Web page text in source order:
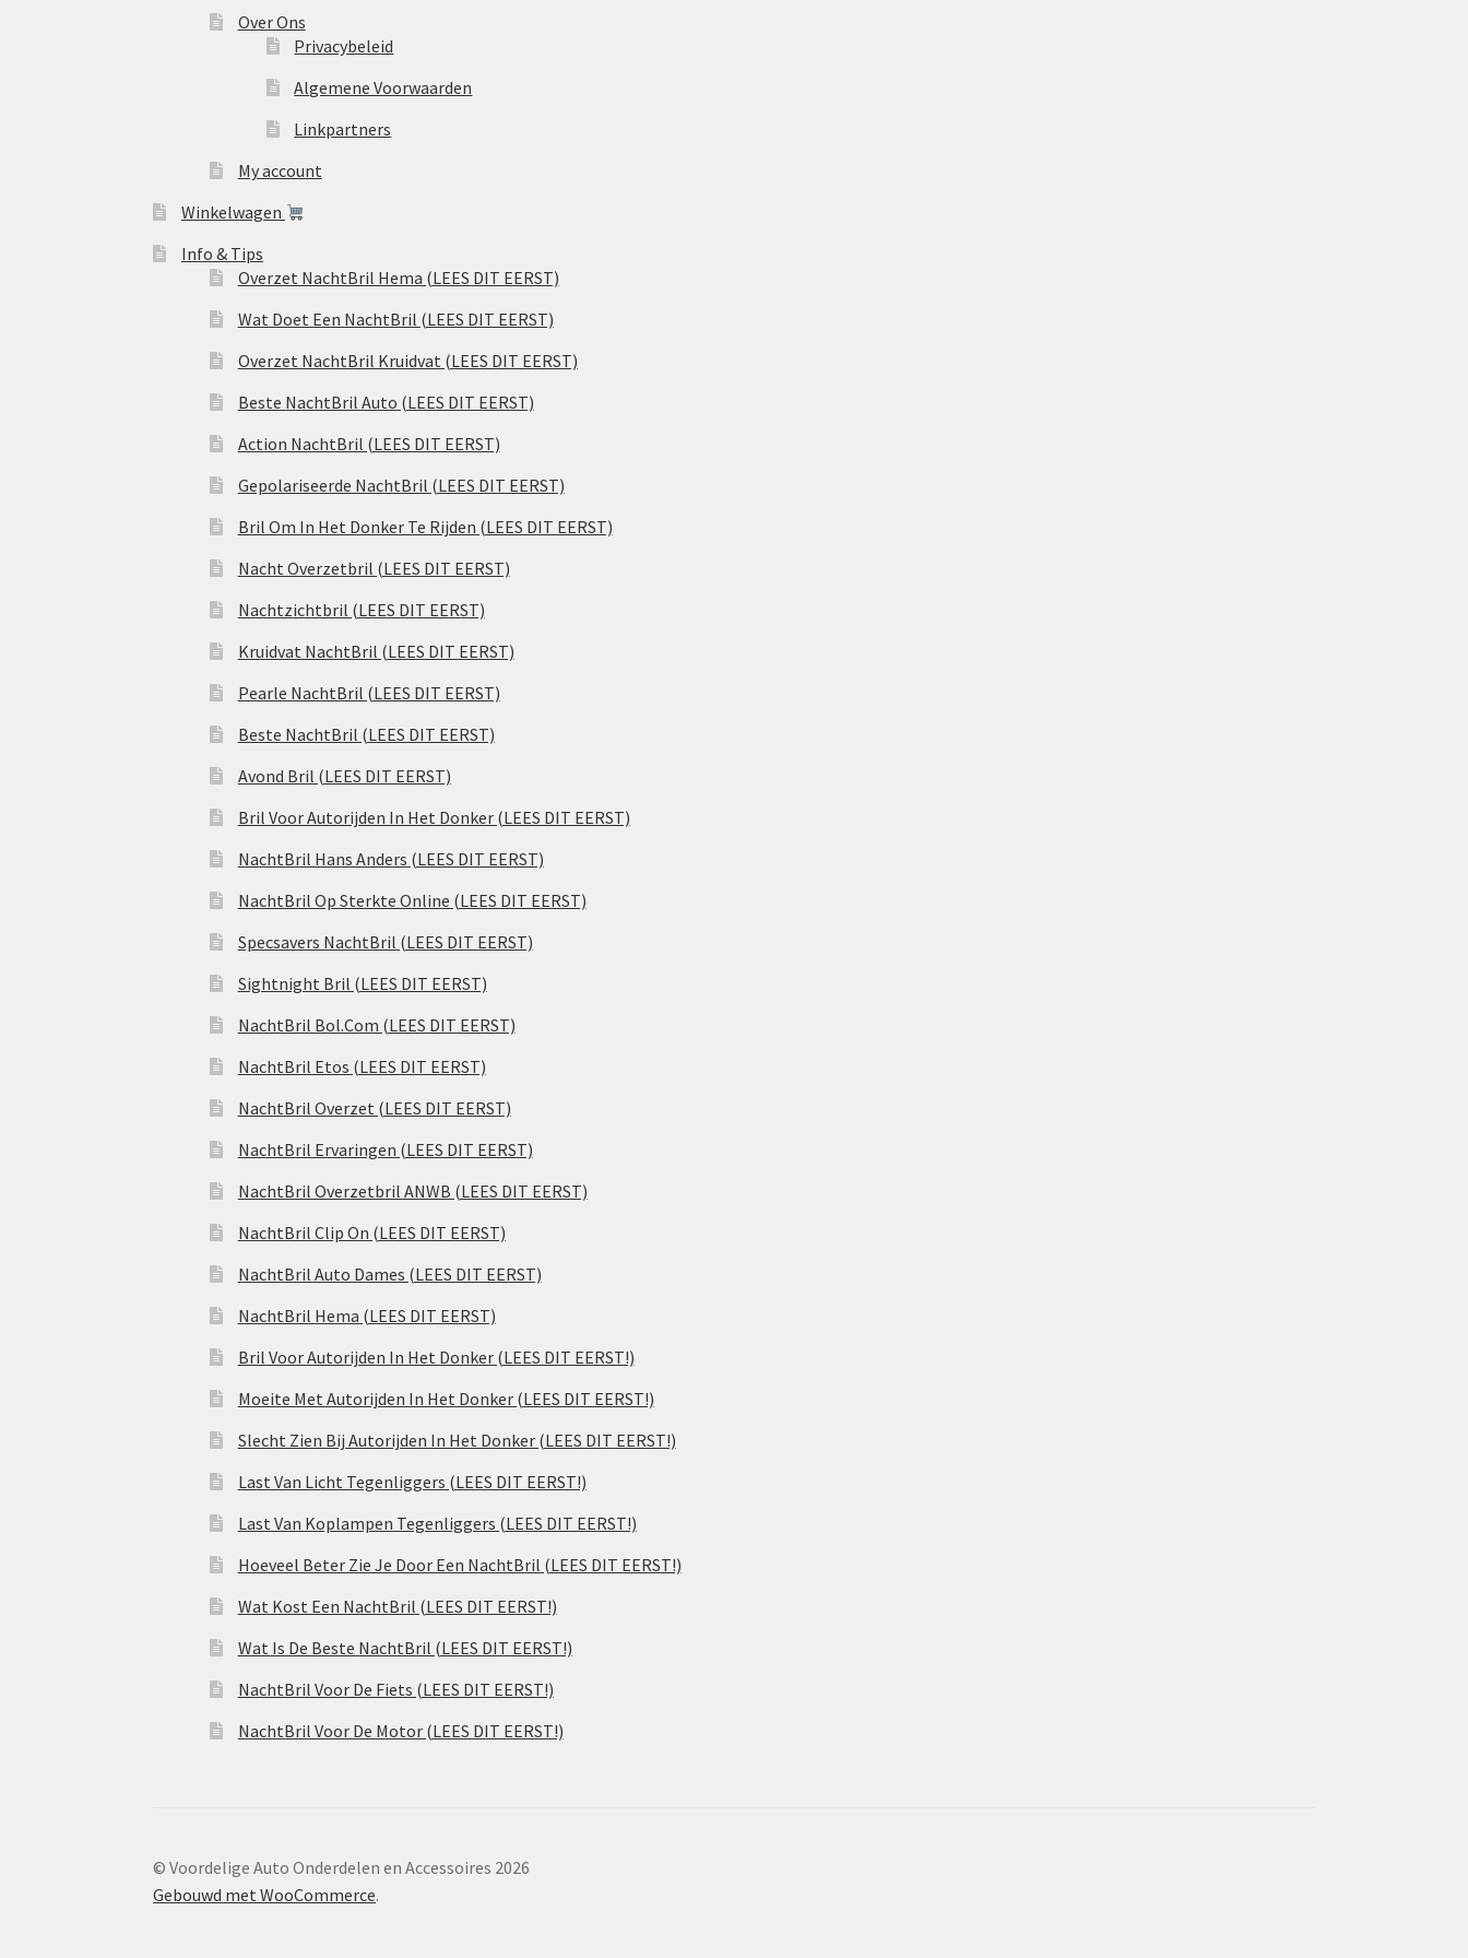
Over Ons
Privacybeleid
Algemene Voorwaarden
Linkpartners
My account
Winkelwagen
Info & Tips
Overzet NachtBril Hema (LEES DIT EERST)
Wat Doet Een NachtBril (LEES DIT EERST)
Overzet NachtBril Kruidvat (LEES DIT EERST)
Beste NachtBril Auto (LEES DIT EERST)
Action NachtBril (LEES DIT EERST)
Gepolariseerde NachtBril (LEES DIT EERST)
Bril Om In Het Donker Te Rijden (LEES DIT EERST)
Nacht Overzetbril (LEES DIT EERST)
Nachtzichtbril (LEES DIT EERST)
Kruidvat NachtBril (LEES DIT EERST)
Pearle NachtBril (LEES DIT EERST)
Beste NachtBril (LEES DIT EERST)
Avond Bril (LEES DIT EERST)
Bril Voor Autorijden In Het Donker (LEES DIT EERST)
NachtBril Hans Anders (LEES DIT EERST)
NachtBril Op Sterkte Online (LEES DIT EERST)
Specsavers NachtBril (LEES DIT EERST)
Sightnight Bril (LEES DIT EERST)
NachtBril Bol.Com (LEES DIT EERST)
NachtBril Etos (LEES DIT EERST)
NachtBril Overzet (LEES DIT EERST)
NachtBril Ervaringen (LEES DIT EERST)
NachtBril Overzetbril ANWB (LEES DIT EERST)
NachtBril Clip On (LEES DIT EERST)
NachtBril Auto Dames (LEES DIT EERST)
NachtBril Hema (LEES DIT EERST)
Bril Voor Autorijden In Het Donker (LEES DIT EERST!)
Moeite Met Autorijden In Het Donker (LEES DIT EERST!)
Slecht Zien Bij Autorijden In Het Donker (LEES DIT EERST!)
Last Van Licht Tegenliggers (LEES DIT EERST!)
Last Van Koplampen Tegenliggers (LEES DIT EERST!)
Hoeveel Beter Zie Je Door Een NachtBril (LEES DIT EERST!)
Wat Kost Een NachtBril (LEES DIT EERST!)
Wat Is De Beste NachtBril (LEES DIT EERST!)
NachtBril Voor De Fiets (LEES DIT EERST!)
NachtBril Voor De Motor (LEES DIT EERST!)
© Voordelige Auto Onderdelen en Accessoires 2026
Gebouwd met WooCommerce.